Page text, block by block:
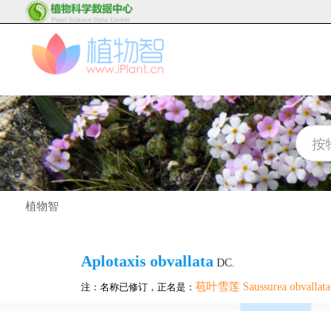
植物智
Aplotaxis obvallata DC.
注：名称已修订，正名是： 苞叶雪莲 Saussurea obvallata